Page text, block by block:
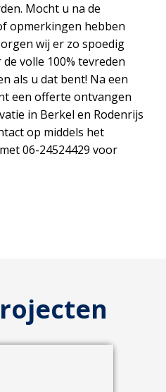
Mocht u na de
opmerkingen hebben
wij er zo spoedig
volle 100% tevreden
als u dat bent! Na een
een offerte ontvangen
in Berkel en Rodenrijs
op middels het
06-24524429 voor